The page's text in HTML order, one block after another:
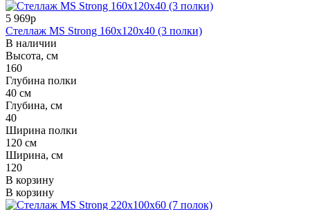
5 969р
Стеллаж MS Strong 160x120x40 (3 полки)
В наличии
Высота, см
160
Глубина полки
40 см
Глубина, см
40
Ширина полки
120 см
Ширина, см
120
В корзину
В корзину